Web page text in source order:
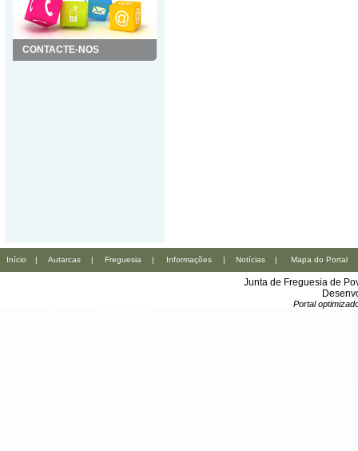
CONTACTE-NOS
Início | Autarcas | Freguesia | Informações | Notícias | Mapa do Portal
Junta de Freguesia de
Portal